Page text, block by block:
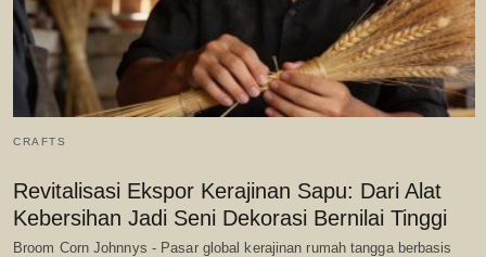
CRAFTS
Revitalisasi Ekspor Kerajinan Sapu: Dari Alat
Kebersihan Jadi Seni Dekorasi Bernilai Tinggi
Broom Corn Johnnys - Pasar global kerajinan rumah tangga berbasis